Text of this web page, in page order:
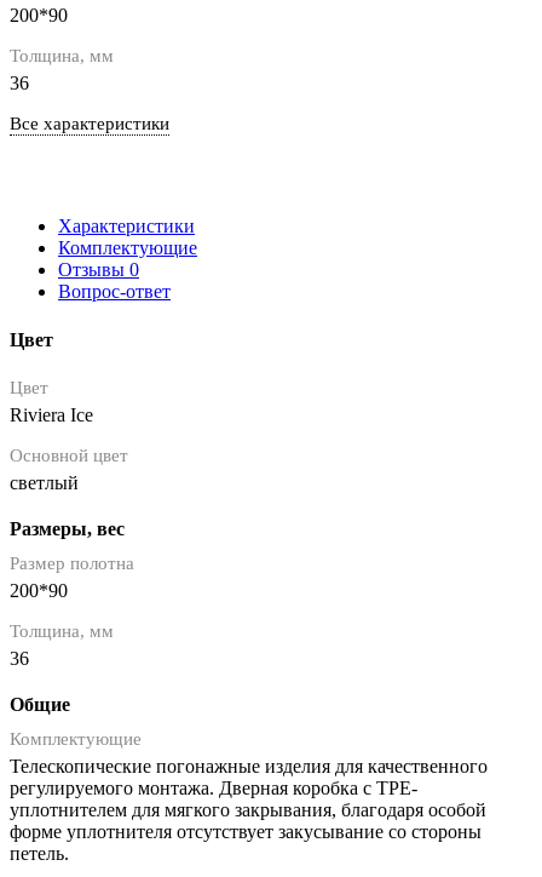
200*90
Толщина, мм
36
Все характеристики
Характеристики
Комплектующие
Отзывы 0
Вопрос-ответ
Цвет
Цвет
Riviera Ice
Основной цвет
светлый
Размеры, вес
Размер полотна
200*90
Толщина, мм
36
Общие
Комплектующие
Телескопические погонажные изделия для качественного
регулируемого монтажа. Дверная коробка с TPE-
уплотнителем для мягкого закрывания, благодаря особой
форме уплотнителя отсутствует закусывание со стороны
петель.